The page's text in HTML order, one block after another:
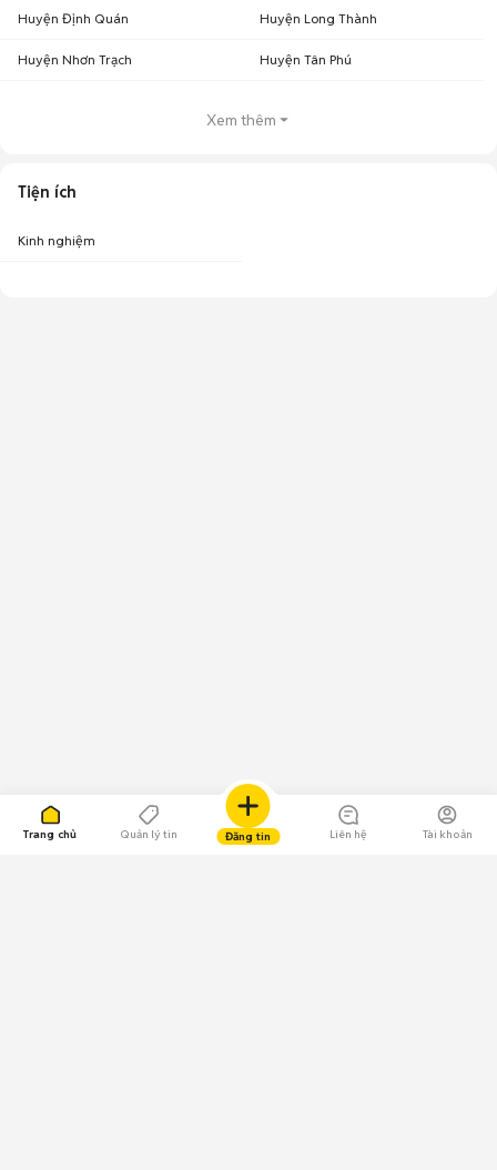
Trang chủ Quản lý tin Đăng tin Liên hệ Tài khoản
Huyện Định Quán Huyện Long Thành
Huyện Nhơn Trạch Huyện Tân Phú
Xem thêm
Tiện ích
Kinh nghiệm